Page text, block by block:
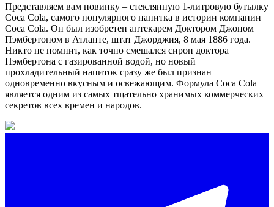
Представляем вам новинку – стеклянную 1-литровую бутылку
Coca Cola, самого популярного напитка в истории компании
Coca Cola. Он был изобретен аптекарем Доктором Джоном
Пэмбертоном в Атланте, штат Джорджия, 8 мая 1886 года.
Никто не помнит, как точно смешался сироп доктора
Пэмбертона с газированной водой, но новый
прохладительный напиток сразу же был признан
одновременно вкусным и освежающим. Формула Coca Cola
является одним из самых тщательно хранимых коммерческих
секретов всех времен и народов.